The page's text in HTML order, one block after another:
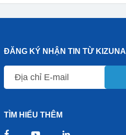
ĐĂNG KÝ NHẬN TIN TỪ KIZUNA
TÌM HIỂU THÊM